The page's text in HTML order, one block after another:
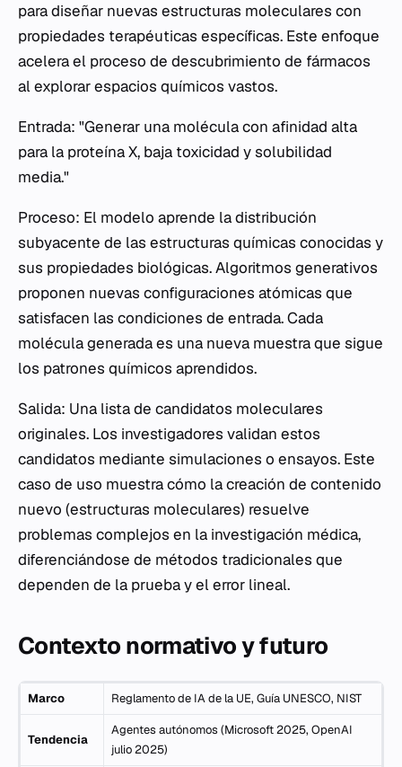
para diseñar nuevas estructuras moleculares con
propiedades terapéuticas específicas. Este enfoque
acelera el proceso de descubrimiento de fármacos
al explorar espacios químicos vastos.
Entrada: "Generar una molécula con afinidad alta
para la proteína X, baja toxicidad y solubilidad
media."
Proceso: El modelo aprende la distribución
subyacente de las estructuras químicas conocidas y
sus propiedades biológicas. Algoritmos generativos
proponen nuevas configuraciones atómicas que
satisfacen las condiciones de entrada. Cada
molécula generada es una nueva muestra que sigue
los patrones químicos aprendidos.
Salida: Una lista de candidatos moleculares
originales. Los investigadores validan estos
candidatos mediante simulaciones o ensayos. Este
caso de uso muestra cómo la creación de contenido
nuevo (estructuras moleculares) resuelve
problemas complejos en la investigación médica,
diferenciándose de métodos tradicionales que
dependen de la prueba y el error lineal.
Contexto normativo y futuro
Marco Reglamento de IA de la UE, Guía UNESCO, NIST
Tendencia
Agentes autónomos (Microsoft 2025, OpenAI
julio 2025)